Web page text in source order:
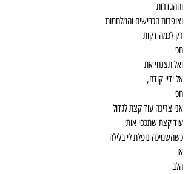
וההגדרות
וצופרות הכבישים והמלחמות
רק לכמה דקות
חכי
ואל תצנחי את
אל ידיי קודם,
חכי
אני צריכה עוד קצת לגדול
עוד קצת שתכסי אותי
כשהשמיכה נופלת לי בלילה
או
הלב